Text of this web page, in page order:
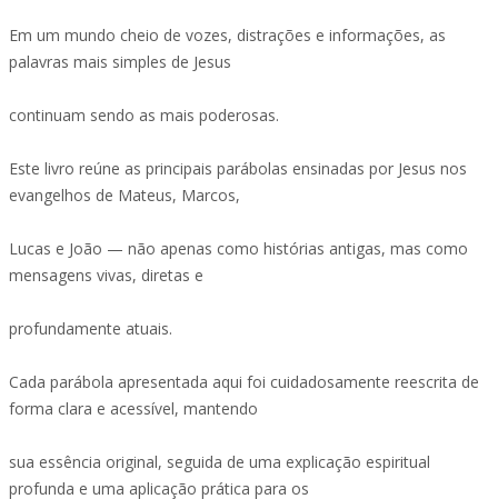
Em um mundo cheio de vozes, distrações e informações, as
palavras mais simples de Jesus
continuam sendo as mais poderosas.
Este livro reúne as principais parábolas ensinadas por Jesus nos
evangelhos de Mateus, Marcos,
Lucas e João — não apenas como histórias antigas, mas como
mensagens vivas, diretas e
profundamente atuais.
Cada parábola apresentada aqui foi cuidadosamente reescrita de
forma clara e acessível, mantendo
sua essência original, seguida de uma explicação espiritual
profunda e uma aplicação prática para os